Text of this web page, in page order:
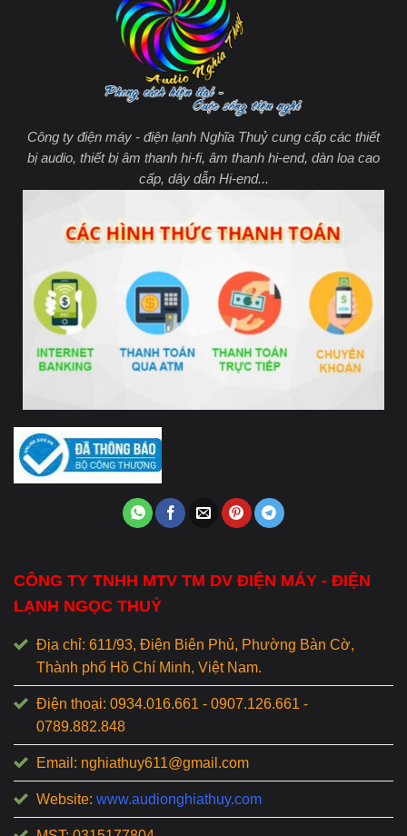
Công ty điện máy - điện lạnh Nghĩa Thuỷ cung cấp các thiết
bị audio, thiết bị âm thanh hi-fi, âm thanh hi-end, dàn loa cao
cấp, dây dẫn Hi-end...
CÔNG TY TNHH MTV TM DV ĐIỆN MÁY - ĐIỆN
LẠNH NGỌC THUỶ
Địa chỉ: 611/93, Điện Biên Phủ, Phường Bàn Cờ,
Thành phố Hồ Chí Minh, Việt Nam.
Điện thoại: 0934.016.661 - 0907.126.661 -
0789.882.848
Email: nghiathuy611@gmail.com
Website: www.audionghiathuy.com